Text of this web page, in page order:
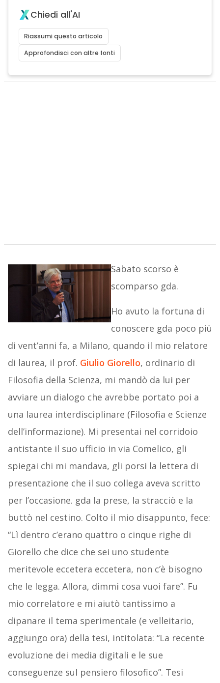
Chiedi all'AI
Riassumi questo articolo
Approfondisci con altre fonti
Sabato scorso è
scomparso gda.
Ho avuto la fortuna di
conoscere gda poco più
di vent’anni fa, a Milano, quando il mio relatore
di laurea, il prof. Giulio Giorello, ordinario di
Filosofia della Scienza, mi mandò da lui per
avviare un dialogo che avrebbe portato poi a
una laurea interdisciplinare (Filosofia e Scienze
dell’informazione). Mi presentai nel corridoio
antistante il suo ufficio in via Comelico, gli
spiegai chi mi mandava, gli porsi la lettera di
presentazione che il suo collega aveva scritto
per l’occasione. gda la prese, la stracciò e la
buttò nel cestino. Colto il mio disappunto, fece:
“Lì dentro c’erano quattro o cinque righe di
Giorello che dice che sei uno studente
meritevole eccetera eccetera, non c’è bisogno
che le legga. Allora, dimmi cosa vuoi fare”. Fu
mio correlatore e mi aiutò tantissimo a
dipanare il tema sperimentale (e velleitario,
aggiungo ora) della tesi, intitolata: “La recente
evoluzione dei media digitali e le sue
conseguenze sul pensiero filosofico”. Tesi